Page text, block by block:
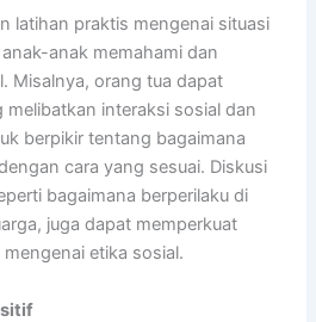
latihan praktis mengenai situasi
anak memahami dan
Misalnya, orang tua dapat
interaksi sosial dan
berpikir tentang bagaimana
cara yang sesuai. Diskusi
bagaimana berperilaku di
juga dapat memperkuat
etika sosial.